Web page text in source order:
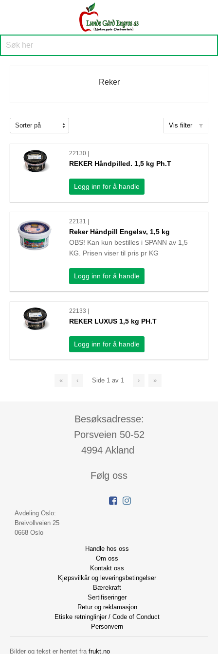
Reker
Vis filter
22130 |
REKER Håndpilled. 1,5 kg Ph.T
Logg inn for å handle
22131 |
Reker Håndpill Engelsv, 1,5 kg
OBS! Kan kun bestilles i SPANN av 1,5
KG. Prisen viser til pris pr KG
Logg inn for å handle
22133 |
REKER LUXUS 1,5 kg PH.T
Logg inn for å handle
« ‹ Side 1 av 1 › »
Besøksadresse:
Porsveien 50-52
4994 Akland
Følg oss
Avdeling Oslo:
Breivollveien 25
0668 Oslo
Handle hos oss
Om oss
Kontakt oss
Kjøpsvilkår og leveringsbetingelser
Bærekraft
Sertifiseringer
Retur og reklamasjon
Etiske retninglinjer / Code of Conduct
Personvern
Bilder og tekst er hentet fra frukt.no